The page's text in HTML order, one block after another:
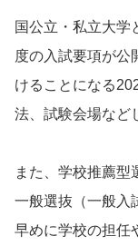
国公立・私立大学
度の入試要項が公
けることになる
法、試験会場など
また、学校推薦型
一般選抜（一般入
早めに学校の担任